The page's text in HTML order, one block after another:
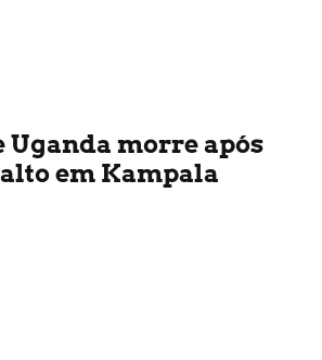
Uganda morre após
em Kampala